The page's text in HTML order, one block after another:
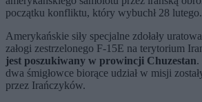
początku konfliktu, który wybuchł 28 lutego.
Amerykańskie siły specjalne zdołały
załogi zestrzelonego F-15E na terytorium
jest poszukiwany w prowincji Chuzestan.
dwa śmigłowce biorące udział w misji
przez Irańczyków.